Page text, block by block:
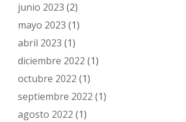
junio 2023 (2)
mayo 2023 (1)
abril 2023 (1)
diciembre 2022 (1)
octubre 2022 (1)
septiembre 2022 (1)
agosto 2022 (1)